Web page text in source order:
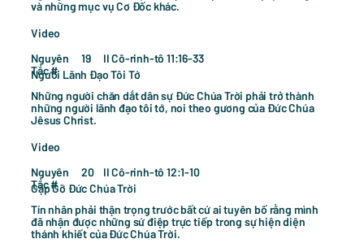
và những mục vụ Cơ Đốc khác.
Video
Nguyên
Tắc #
19
II Cô-rinh-tô 11:16-33
Người Lãnh Đạo Tôi Tớ
Những người chăn dắt dân sự Đức Chúa Trời phải trở thành
những người lãnh đạo tôi tớ, noi theo gương của Đức Chúa
Jêsus Christ.
Video
Nguyên
Tắc #
20
II Cô-rinh-tô 12:1-10
Gặp Gỡ Đức Chúa Trời
Tín nhân phải thận trọng trước bất cứ ai tuyên bố rằng mình
đã nhận được những sứ điệp trực tiếp trong sự hiện diện
thánh khiết của Đức Chúa Trời.